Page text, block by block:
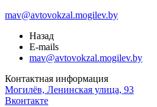
mav@avtovokzal.mogilev.by
Назад
E-mails
mav@avtovokzal.mogilev.by
Контактная информация
Могилёв, Ленинская улица, 93
Вконтакте